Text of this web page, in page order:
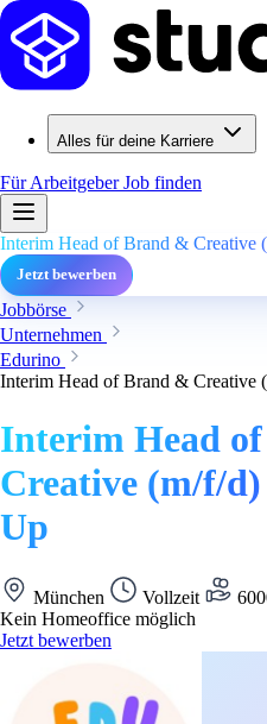
Alles für deine Karriere
Für ArbeitgeberJob finden
Interim Head of Brand & Creative
Jetzt bewerben
Jobbörse
Unternehmen
Edurino
Interim Head of Brand & Creative
Interim Head
Creative (m/f/d)
Up
München Vollzeit
Kein Homeoffice möglich
Jetzt bewerben